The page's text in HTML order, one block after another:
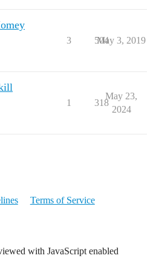
3 504
May 3, 2019
1 318
May 23,
2024
Terms of Service
with JavaScript enabled